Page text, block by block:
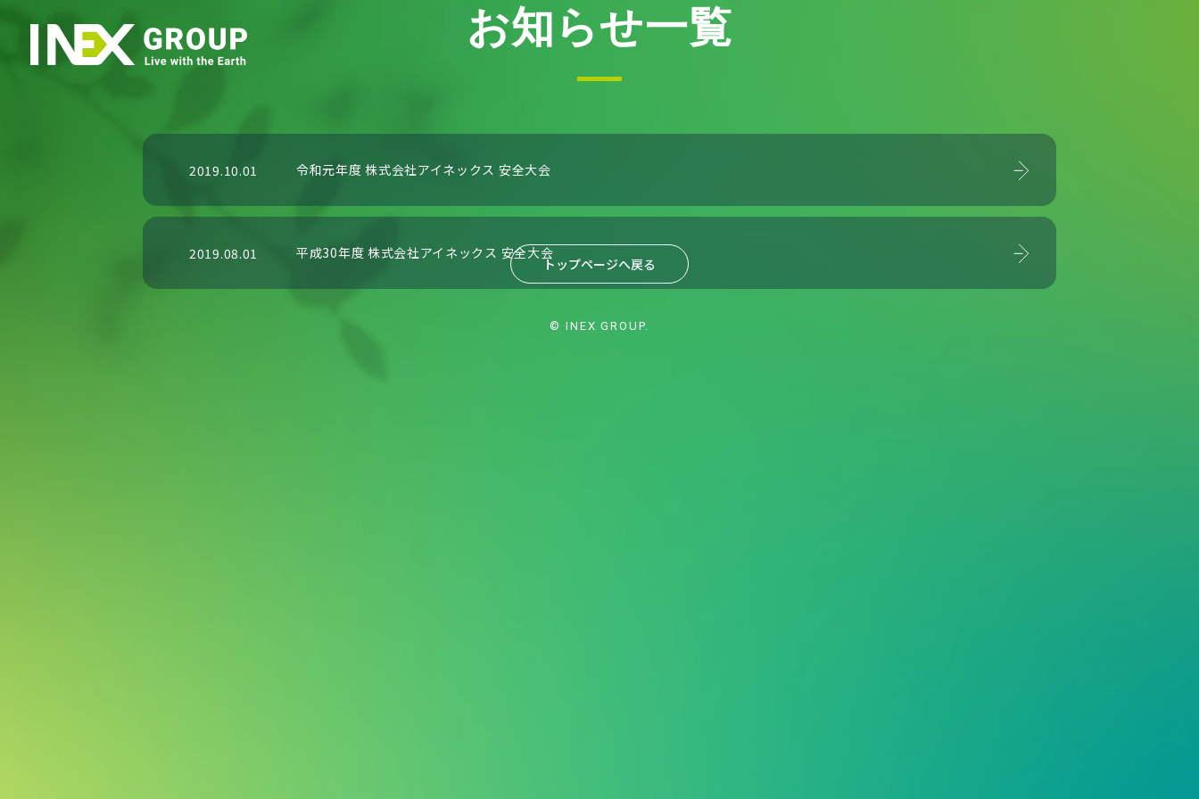
お知らせ一覧
2019.10.01 令和元年度 株式会社アイネックス 安全大会
2019.08.01 平成30年度 株式会社アイネックス 安全大会
トップページへ戻る
© INEX GROUP.